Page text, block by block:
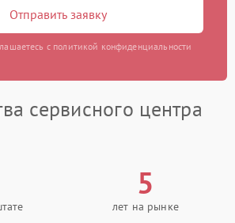
Отправить заявку
с политикой конфиденциальности
сервисного центра
5
лет на рынке